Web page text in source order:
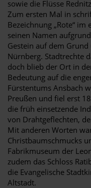
sowie die Flüsse
Zum ersten Mal in
Bezeichnung „Rote“
seinen Namen
Gestein auf dem
Nürnberg. Stadtrechte
doch blieb der Ort in
Bedeutung auf die
Fürstentums Ansbach
Preußen und fiel erst
die früh einsetzende
von Drahtgeflechten,
Mit anderen Worten
Christbaumschmucks
Fabrikmuseum der
zudem das Schloss
die Evangelische
Altstadt.